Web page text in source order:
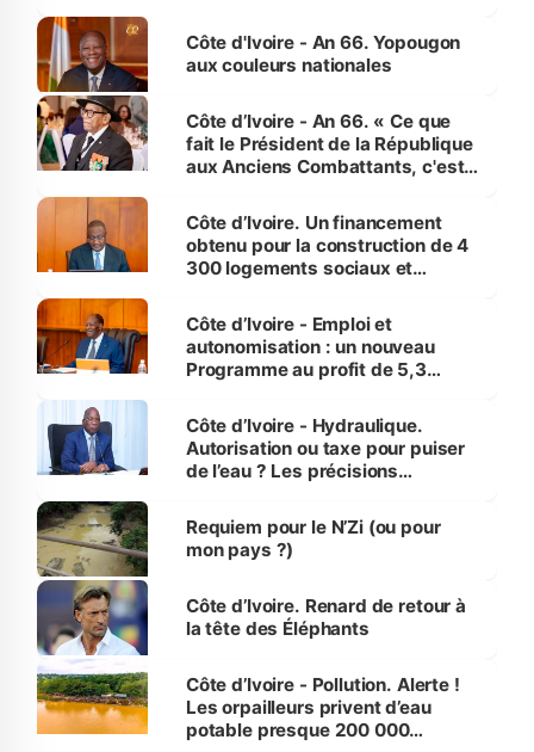
l'Etat de droit pour préserver les
vies humaines »
Côte d'Ivoire - An 66. Yopougon
aux couleurs nationales
Côte d’Ivoire - An 66. « Ce que
fait le Président de la République
aux Anciens Combattants, c'est
Côte d’Ivoire. Un financement
obtenu pour la construction de 4
300 logements sociaux et
et Yamoussoukro
Côte d’Ivoire - Emploi et
autonomisation : un nouveau
Programme au profit de 5,3
Côte d’Ivoire - Hydraulique.
Autorisation ou taxe pour puiser
de l’eau ? Les précisions
Requiem pour le N’Zi (ou pour
mon pays ?)
Côte d’Ivoire. Renard de retour à
la tête des Éléphants
Côte d’Ivoire - Pollution. Alerte !
Les orpailleurs privent d’eau
potable presque 200 000